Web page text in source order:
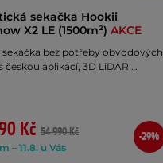
sekačka Hookii
X2 LE (1500m²) AKCE
sekačka bez potřeby obvodových
českou aplikací, 3D LiDAR …
Kč 54 990 Kč
– 11.8. u Vás
-29%